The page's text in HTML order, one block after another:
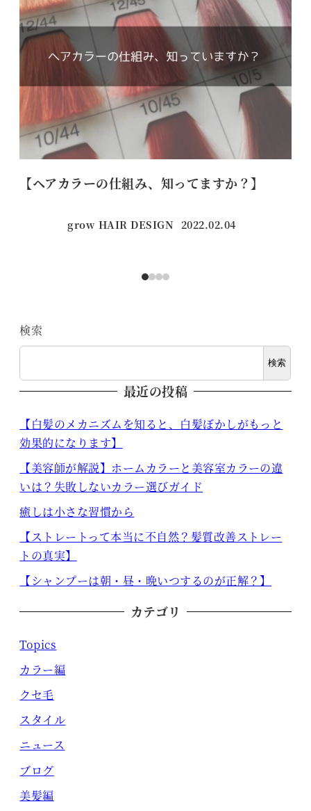
【ヘアカラーの仕組み、知ってますか？】
grow HAIR DESIGN 投稿日
2022.02.04
検索
検索
最近の投稿
【白髪のメカニズムを知ると、白髪ぼかしがもっと
効果的になります】
【美容師が解説】ホームカラーと美容室カラーの違
いは？失敗しないカラー選びガイド
癒しは小さな習慣から
【ストレートって本当に不自然？髪質改善ストレー
トの真実】
【シャンプーは朝・昼・晩いつするのが正解？】
カテゴリ
Topics
カラー編
クセ毛
スタイル
ニュース
ブログ
美髪編